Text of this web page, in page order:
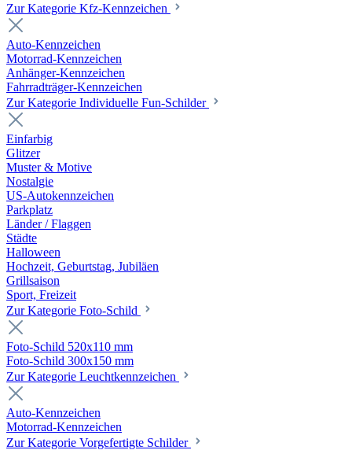
Zur Kategorie Kfz-Kennzeichen
Auto-Kennzeichen
Motorrad-Kennzeichen
Anhänger-Kennzeichen
Fahrradträger-Kennzeichen
Zur Kategorie Individuelle Fun-Schilder
Einfarbig
Glitzer
Muster & Motive
Nostalgie
US-Autokennzeichen
Parkplatz
Länder / Flaggen
Städte
Halloween
Hochzeit, Geburtstag, Jubiläen
Grillsaison
Sport, Freizeit
Zur Kategorie Foto-Schild
Foto-Schild 520x110 mm
Foto-Schild 300x150 mm
Zur Kategorie Leuchtkennzeichen
Auto-Kennzeichen
Motorrad-Kennzeichen
Zur Kategorie Vorgefertigte Schilder